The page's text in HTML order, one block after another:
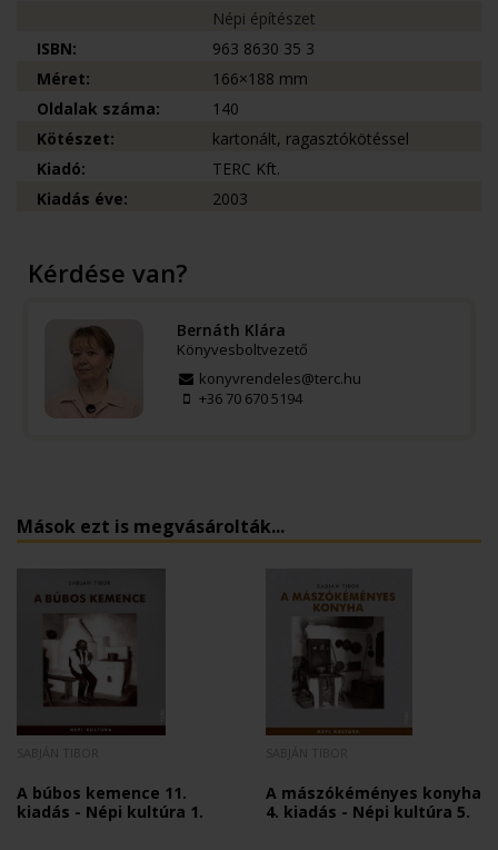
Népi építészet
ISBN:
963 8630 35 3
Méret:
166×188 mm
Oldalak száma:
140
Kötészet:
kartonált, ragasztókötéssel
Kiadó:
TERC Kft.
Kiadás éve:
2003
Kérdése van?
Bernáth Klára
Könyvesboltvezető
konyvrendeles@terc.hu
+36 70 670 5194
Mások ezt is megvásárolták...
A búbos kemence 11.
kiadás - Népi kultúra 1.
A mászókéményes konyha
4. kiadás - Népi kultúra 5.